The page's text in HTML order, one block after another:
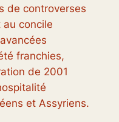
de controverses
concile
franchies,
de 2001
et Assyriens.